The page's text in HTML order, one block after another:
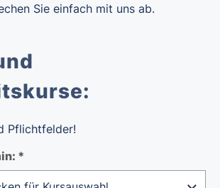
Sie einfach mit uns ab.
Pflichtfelder!
*